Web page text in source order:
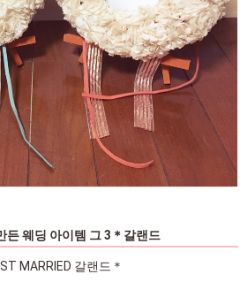
든 웨딩 아이템 그 3＊갈랜드
MARRIED 갈랜드＊